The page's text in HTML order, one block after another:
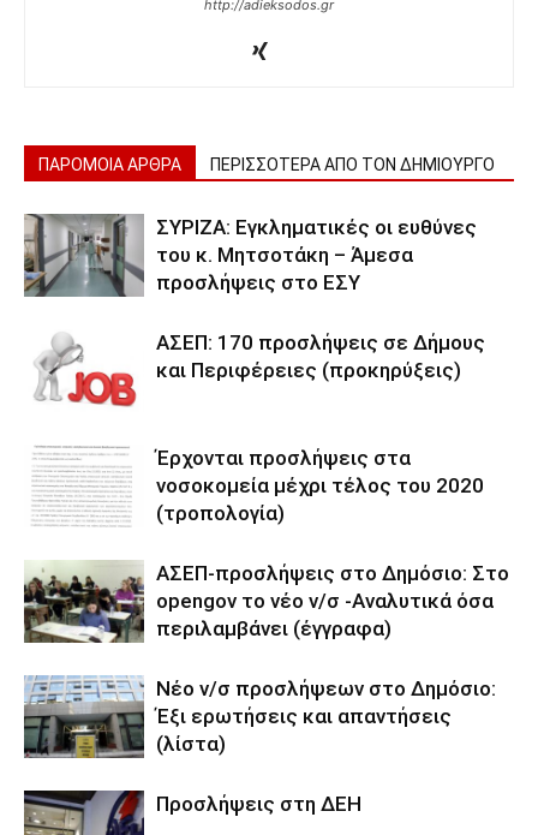
http://adieksodos.gr
ΠΑΡΟΜΟΙΑ ΑΡΘΡΑ ΠΕΡΙΣΣΟΤΕΡΑ ΑΠΟ ΤΟΝ ΔΗΜΙΟΥΡΓΟ
ΣΥΡΙΖΑ: Εγκληματικές οι ευθύνες
του κ. Μητσοτάκη – Άμεσα
προσλήψεις στο ΕΣΥ
ΑΣΕΠ: 170 προσλήψεις σε Δήμους
και Περιφέρειες (προκηρύξεις)
Έρχονται προσλήψεις στα
νοσοκομεία μέχρι τέλος του 2020
(τροπολογία)
ΑΣΕΠ-προσλήψεις στο Δημόσιο: Στο
opengov το νέο ν/σ -Αναλυτικά όσα
περιλαμβάνει (έγγραφα)
Νέο ν/σ προσλήψεων στο Δημόσιο:
Έξι ερωτήσεις και απαντήσεις
(λίστα)
Προσλήψεις στη ΔΕΗ